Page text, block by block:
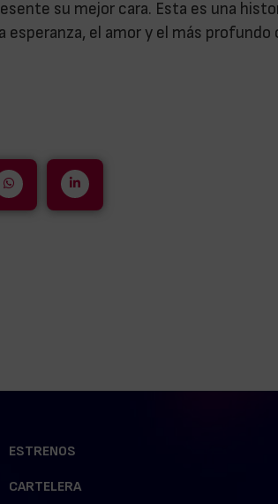
su mejor cara. Esta es una
esperanza, el amor y el más profundo
ESTRENOS
CARTELERA